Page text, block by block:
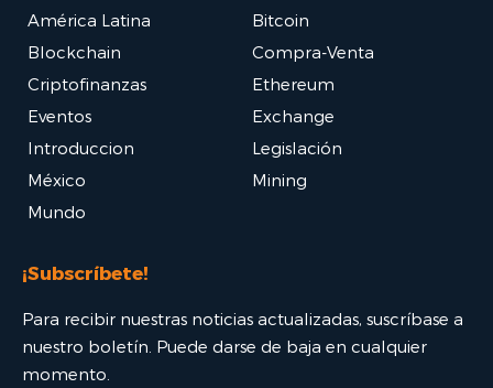
América Latina
Bitcoin
Blockchain
Compra-Venta
Criptofinanzas
Ethereum
Eventos
Exchange
Introduccion
Legislación
México
Mining
Mundo
¡Subscríbete!
Para recibir nuestras noticias actualizadas, suscríbase a
nuestro boletín. Puede darse de baja en cualquier
momento.